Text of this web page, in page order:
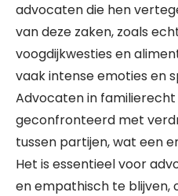
advocaten die hen
van deze zaken, zoals
voogdijkwesties en
vaak intense emoties en
Advocaten in
geconfronteerd met
tussen partijen, wat een
Het is essentieel voor
en empathisch te blijven,